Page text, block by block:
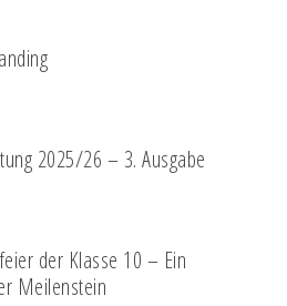
2025/26 – 3. Ausgabe
der Klasse 10 – Ein
Meilenstein